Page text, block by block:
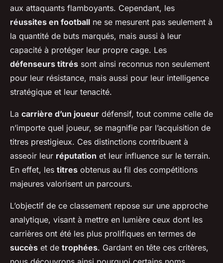
aux attaquants flamboyants. Cependant, les
réussites en football ne se mesurent pas seulement à
la quantité de buts marqués, mais aussi à leur
capacité à protéger leur propre cage. Les
défenseurs titrés sont ainsi reconnus non seulement
pour leur résistance, mais aussi pour leur intelligence
stratégique et leur tenacité.
La carrière d’un joueur défensif, tout comme celle de
n’importe quel joueur, se magnifie par l’acquisition de
titres prestigieux. Ces distinctions contribuent à
asseoir leur réputation et leur influence sur le terrain.
En effet, les titres obtenus au fil des compétitions
majeures valorisent un parcours.
L’objectif de ce classement repose sur une approche
analytique, visant à mettre en lumière ceux dont les
carrières ont été les plus prolifiques en termes de
succès et de trophées. Gardant en tête ces critères,